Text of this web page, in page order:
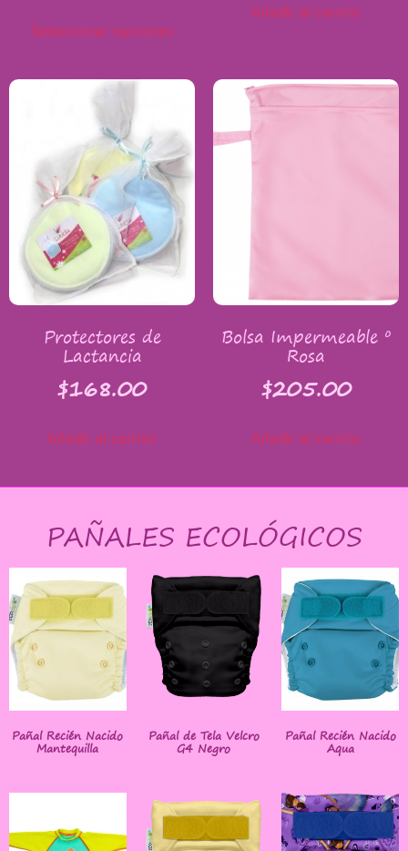
Seleccionar opciones
Añadir al carrito
Protectores de
Lactancia
$168.00
Añadir al carrito
Bolsa Impermeable º
Rosa
$205.00
Añadir al carrito
PAÑALES ECOLÓGICOS
Pañal Recién Nacido
Mantequilla
Pañal de Tela Velcro
G4 Negro
Pañal Recién Nacido
Aqua